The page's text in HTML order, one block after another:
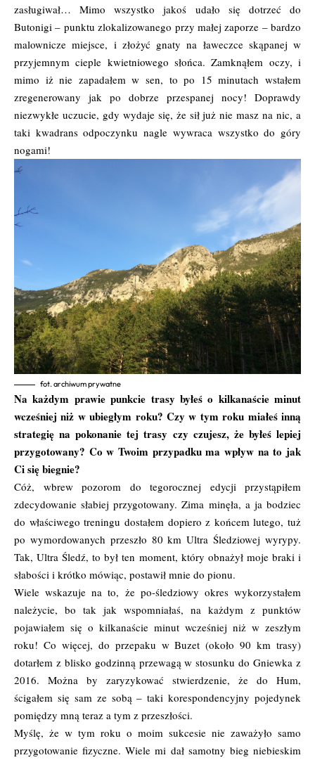
zasługiwał… Mimo wszystko jakoś udało się dotrzeć do
Butonigi – punktu zlokalizowanego przy małej zaporze – bardzo
malownicze miejsce, i złożyć gnaty na ławeczce skąpanej w
przyjemnym cieple kwietniowego słońca. Zamknąłem oczy, i
mimo iż nie zapadałem w sen, to po 15 minutach wstałem
zregenerowany jak po dobrze przespanej nocy! Doprawdy
niezwykłe uczucie, gdy wydaje się, że sił już nie masz na nic, a
taki kwadrans odpoczynku nagle wywraca wszystko do góry
nogami!
fot. archiwum prywatne
Na każdym prawie punkcie trasy byłeś o kilkanaście minut
wcześniej niż w ubiegłym roku? Czy w tym roku miałeś inną
strategię na pokonanie tej trasy czy czujesz, że byłeś lepiej
przygotowany? Co w Twoim przypadku ma wpływ na to jak
Ci się biegnie?
Cóż, wbrew pozorom do tegorocznej edycji przystąpiłem
zdecydowanie słabiej przygotowany. Zima minęła, a ja bodziec
do właściwego treningu dostałem dopiero z końcem lutego, tuż
po wymordowanych przeszło 80 km Ultra Śledziowej wyrypy.
Tak, Ultra Śledź, to był ten moment, który obnażył moje braki i
słabości i krótko mówiąc, postawił mnie do pionu.
Wiele wskazuje na to, że po-śledziowy okres wykorzystałem
należycie, bo tak jak wspomniałaś, na każdym z punktów
pojawiałem się o kilkanaście minut wcześniej niż w zeszłym
roku! Co więcej, do przepaku w Buzet (około 90 km trasy)
dotarłem z blisko godzinną przewagą w stosunku do Gniewka z
2016. Można by zaryzykować stwierdzenie, że do Hum,
ścigałem się sam ze sobą – taki korespondencyjny pojedynek
pomiędzy mną teraz a tym z przeszłości.
Myślę, że w tym roku o moim sukcesie nie zaważyło samo
przygotowanie fizyczne. Wiele mi dał samotny bieg niebieskim